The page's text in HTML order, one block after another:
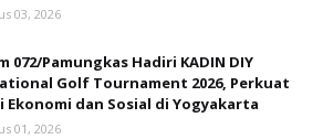
03, 2026
072/Pamungkas Hadiri KADIN DIY
Golf Tournament 2026, Perkuat
Ekonomi dan Sosial di Yogyakarta
01, 2026